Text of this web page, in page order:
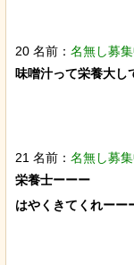
20 名前： 名無し募集
味噌汁って栄養大し
21 名前： 名無し募集
栄養士ーーー
はやくきてくれーー